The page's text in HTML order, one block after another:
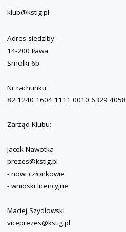
klub@kstig.pl
Adres siedziby:
14-200 Iława
Smolki 6b
Nr rachunku:
82 1240 1604 1111 0010 6329 4058
Zarząd Klubu:
Jacek Nawotka
prezes@kstig.pl
- nowi członkowie
- wnioski licencyjne
Maciej Szydłowski
viceprezes@kstig.pl